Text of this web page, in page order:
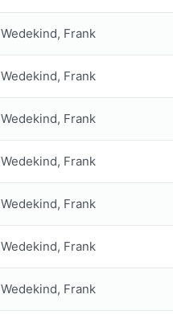
Wedekind, Frank
Wedekind, Frank
Wedekind, Frank
Wedekind, Frank
Wedekind, Frank
Wedekind, Frank
Wedekind, Frank